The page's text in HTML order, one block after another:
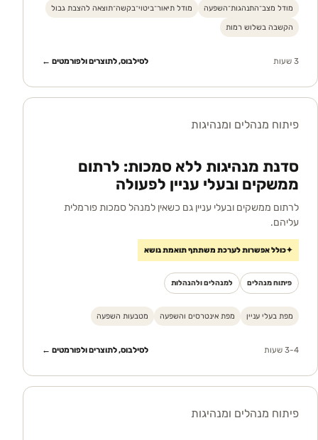
מודל מצב־התנהגות־השפעה מודל תיאור־ביטוי־בקשה־תוצאה להצבת גבול
הקשבה בשלוש רמות
3 שעות לסילבוס, לתוצרים ולפורמטים ←
פיתוח מנהלים ומנהיגות
סדנת מנהיגות ללא סמכות: לרתום
ממשקים ובעלי עניין לפעולה
לרתום ממשקים ובעלי עניין גם כשאין למנהל סמכות פורמלית
עליהם.
✦כולל אפשרות לערכת משתתף תואמת נושא
פיתוח מנהלים למנהלים ולהנהלות
מפת בעלי עניין מפת אינטרסים והשפעה מטבעות השפעה
3-4 שעות לסילבוס, לתוצרים ולפורמטים ←
פיתוח מנהלים ומנהיגות